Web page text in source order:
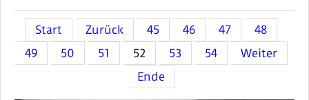
Start Zurück 45 46 47
48
49
50 51 52 53 54
Weiter
Ende